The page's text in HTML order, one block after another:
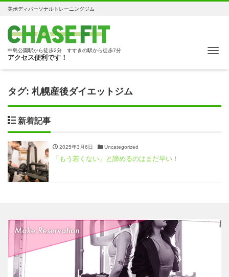
美ボディパーソナルトレーニングジム
中島公園駅から徒歩2分 すすきの駅から徒歩7分
アクセス便利です！
タグ: 札幌産後ダイエットジム
新着記事
2025年3月6日 Uncategorized
「もう若くない」と諦めるのはまだ早い！